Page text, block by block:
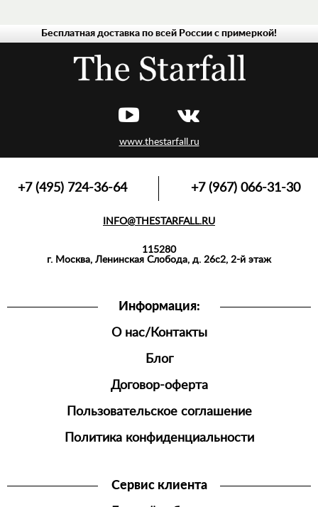
ДЖИНСЫ
ФУТБОЛКИ,
МАЙКИ,
СПОРТИВНАЯ
ОДЕЖДА
Бесплатная доставка по всей России с примеркой!
www.thestarfall.ru
Информация:
О нас/Контакты
Блог
Договор-оферта
Пользовательское соглашение
Политика конфиденциальности
Сервис клиента
+7 (495) 724-36-64 +7 (967) 066-31-30
INFO@THESTARFALL.RU
115280
г. Москва, Ленинская Слобода, д. 26с2, 2-й этаж